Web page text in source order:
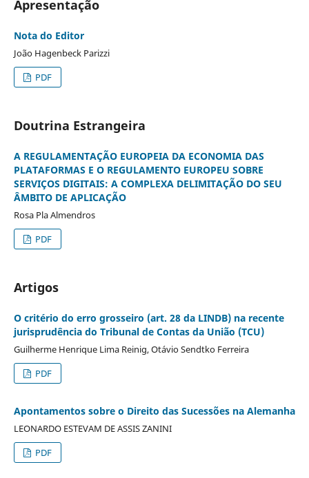
Apresentação
Nota do Editor
João Hagenbeck Parizzi
PDF
Doutrina Estrangeira
A REGULAMENTAÇÃO EUROPEIA DA ECONOMIA DAS
PLATAFORMAS E O REGULAMENTO EUROPEU SOBRE
SERVIÇOS DIGITAIS: A COMPLEXA DELIMITAÇÃO DO SEU
ÂMBITO DE APLICAÇÃO
Rosa Pla Almendros
PDF
Artigos
O critério do erro grosseiro (art. 28 da LINDB) na recente
jurisprudência do Tribunal de Contas da União (TCU)
Guilherme Henrique Lima Reinig, Otávio Sendtko Ferreira
PDF
Apontamentos sobre o Direito das Sucessões na Alemanha
LEONARDO ESTEVAM DE ASSIS ZANINI
PDF